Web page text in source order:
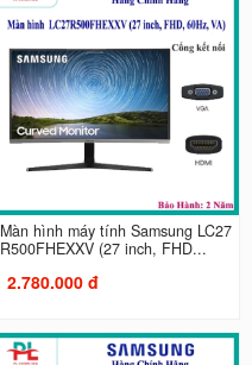
Màn hình máy tính Samsung LC27
R500FHEXXV (27 inch, FHD...
2.780.000 đ